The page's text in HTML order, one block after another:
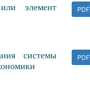
или элемент
PDF
системы
PDF